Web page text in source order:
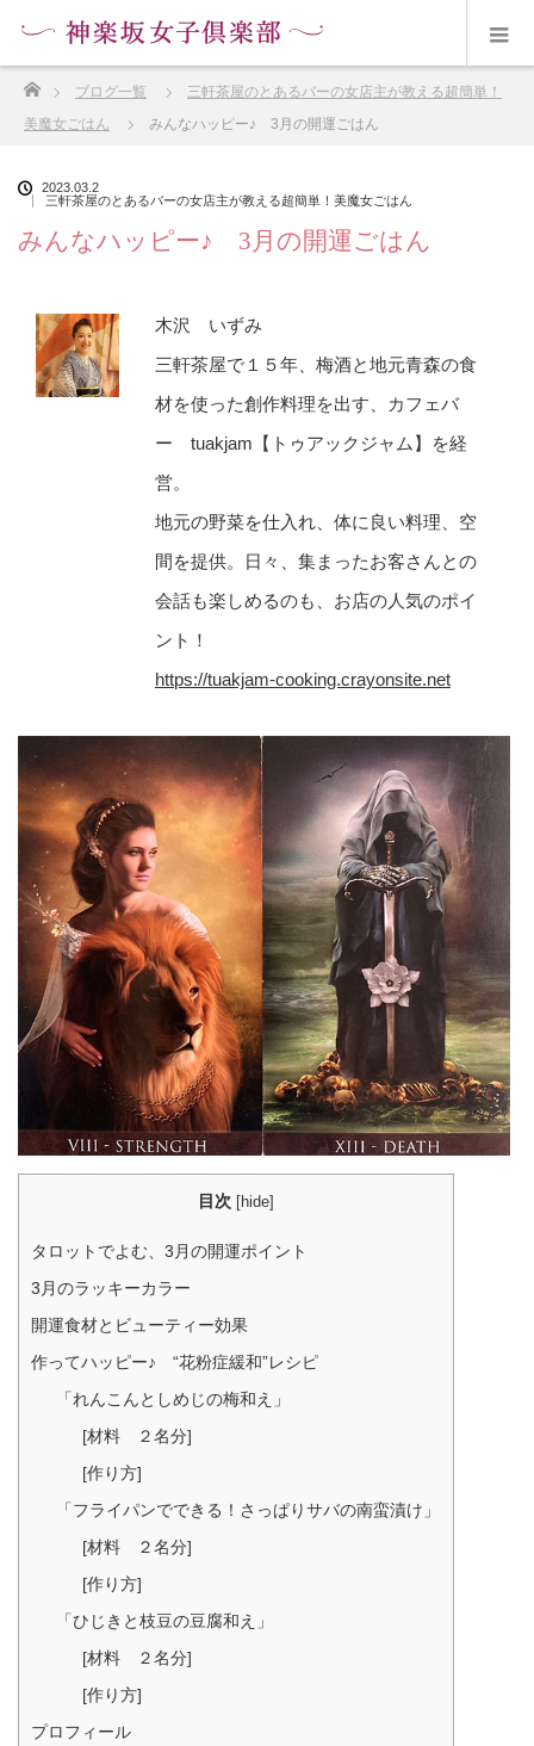
ブログ一覧
三軒茶屋のとあるバーの女店主が教える超簡単！
美魔女ごはん
みんなハッピー♪ 3月の開運ごはん
2023.03.2
三軒茶屋のとあるバーの女店主が教える超簡単！美魔女ごはん
みんなハッピー♪ 3月の開運ごはん
木沢 いずみ
三軒茶屋で１５年、梅酒と地元青森の食
材を使った創作料理を出す、カフェバ
ー tuakjam【トゥアックジャム】を経
営。
地元の野菜を仕入れ、体に良い料理、空
間を提供。日々、集まったお客さんとの
会話も楽しめるのも、お店の人気のポイ
ント！
https://tuakjam-cooking.crayonsite.net
目次 [hide]
タロットでよむ、3月の開運ポイント
3月のラッキーカラー
開運食材とビューティー効果
作ってハッピー♪ “花粉症緩和”レシピ
「れんこんとしめじの梅和え」
[材料 ２名分]
[作り方]
「フライパンでできる！さっぱりサバの南蛮漬け」
[材料 ２名分]
[作り方]
「ひじきと枝豆の豆腐和え」
[材料 ２名分]
[作り方]
プロフィール